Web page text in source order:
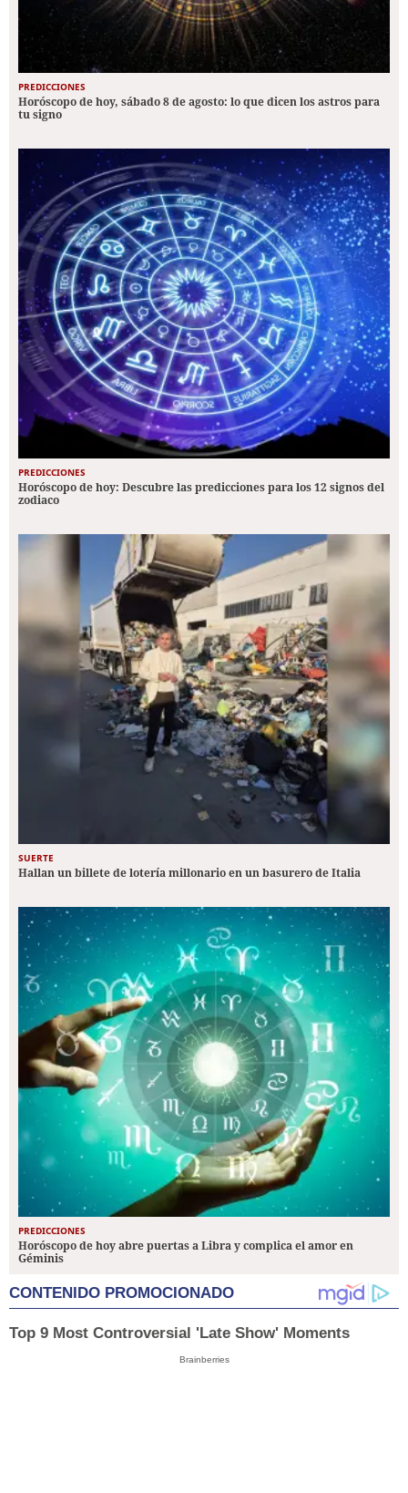
PREDICCIONES
Horóscopo de hoy, sábado 8 de agosto: lo que dicen los astros para
tu signo
PREDICCIONES
Horóscopo de hoy: Descubre las predicciones para los 12 signos del
zodiaco
SUERTE
Hallan un billete de lotería millonario en un basurero de Italia
PREDICCIONES
Horóscopo de hoy abre puertas a Libra y complica el amor en
Géminis
CONTENIDO PROMOCIONADO
Top 9 Most Controversial 'Late Show' Moments
Brainberries